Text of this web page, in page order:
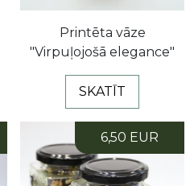
Printēta vāze
"Virpuļojošā elegance"
SKATĪT
6,50 EUR